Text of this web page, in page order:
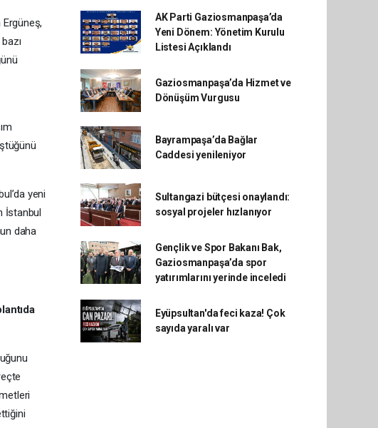
yeni
İstanbul
daha
AK Parti Gaziosmanpaşa’da
Yeni Dönem: Yönetim Kurulu
Listesi Açıklandı
Gaziosmanpaşa’da Hizmet ve
Dönüşüm Vurgusu
Bayrampaşa’da Bağlar
Caddesi yenileniyor
Sultangazi bütçesi onaylandı:
sosyal projeler hızlanıyor
Gençlik ve Spor Bakanı Bak,
Gaziosmanpaşa’da spor
yatırımlarını yerinde inceledi
Eyüpsultan'da feci kaza! Çok
sayıda yaralı var